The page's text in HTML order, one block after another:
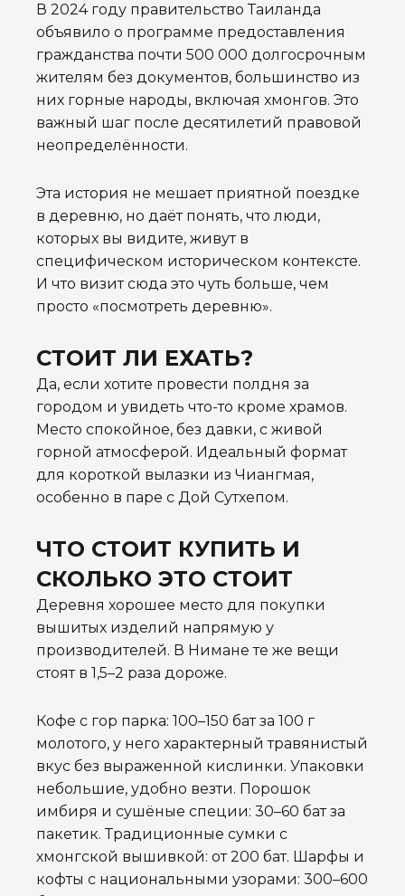
В 2024 году правительство Таиланда
объявило о программе предоставления
гражданства почти 500 000 долгосрочным
жителям без документов, большинство из
них горные народы, включая хмонгов. Это
важный шаг после десятилетий правовой
неопределённости.
Эта история не мешает приятной поездке
в деревню, но даёт понять, что люди,
которых вы видите, живут в
специфическом историческом контексте.
И что визит сюда это чуть больше, чем
просто «посмотреть деревню».
СТОИТ ЛИ ЕХАТЬ?
Да, если хотите провести полдня за
городом и увидеть что-то кроме храмов.
Место спокойное, без давки, с живой
горной атмосферой. Идеальный формат
для короткой вылазки из Чиангмая,
особенно в паре с Дой Сутхепом.
ЧТО СТОИТ КУПИТЬ И
СКОЛЬКО ЭТО СТОИТ
Деревня хорошее место для покупки
вышитых изделий напрямую у
производителей. В Нимане те же вещи
стоят в 1,5–2 раза дороже.
Кофе с гор парка: 100–150 бат за 100 г
молотого, у него характерный травянистый
вкус без выраженной кислинки. Упаковки
небольшие, удобно везти. Порошок
имбиря и сушёные специи: 30–60 бат за
пакетик. Традиционные сумки с
хмонгской вышивкой: от 200 бат. Шарфы и
кофты с национальными узорами: 300–600